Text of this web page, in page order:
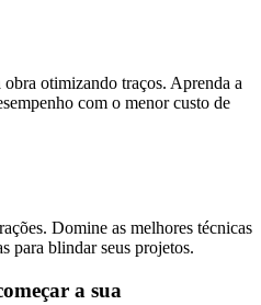
otimizando traços. Aprenda a
com o menor custo de
Domine as melhores técnicas
para blindar seus projetos.
a sua